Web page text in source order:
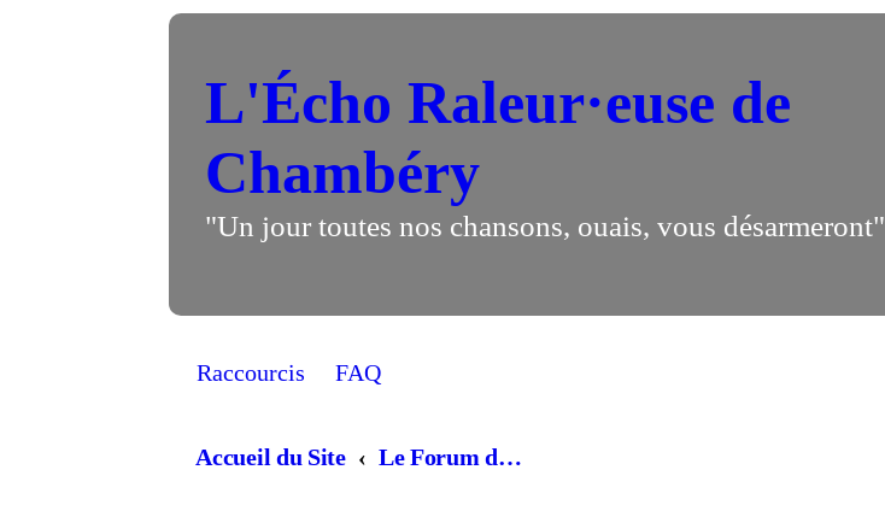
L'Écho Raleur·euse de
Chambéry
"Un jour toutes nos chansons, ouais, vous désarmeront"
Raccourcis FAQ
Accueil du Site Le Forum de la chorale, Parlons chansons! (lorsque vous demandez à être inscrit il faut attendre... quelques heures, qu'un admin valide votre inscription)